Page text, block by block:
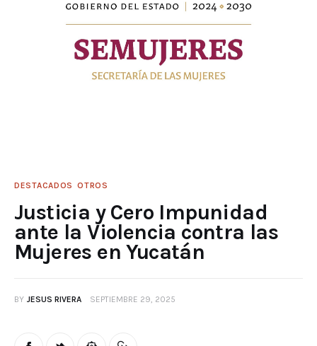
DESTACADOS OTROS
Justicia y Cero Impunidad
ante la Violencia contra las
Mujeres en Yucatán
BY JESUS RIVERA SEPTIEMBRE 29, 2025